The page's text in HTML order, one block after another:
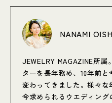
NANAMI
JEWELRY MAGAZINE所属
ターを長年務め、10年前
変わってきました。様々な
今求められるウエディン